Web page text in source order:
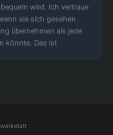
wird. Ich vertraue
sie sich gesehen
übernehmen als jede
könnte. Das ist